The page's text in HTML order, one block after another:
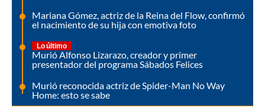
Mariana Gómez, actriz de la Reina del Flow, confirmó
el nacimiento de su hija con emotiva foto
Lo último
Murió Alfonso Lizarazo, creador y primer
presentador del programa Sábados Felices
Murió reconocida actriz de Spider-Man No Way
Home: esto se sabe